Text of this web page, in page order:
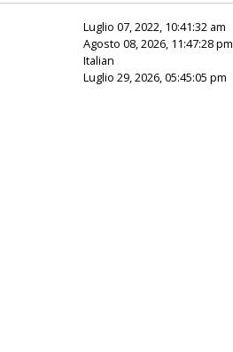
Luglio 07, 2022, 10:41:32 am
Agosto 08, 2026, 11:47:28 pm
Italian
Luglio 29, 2026, 05:45:05 pm